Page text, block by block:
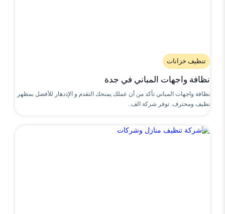
تنظيف خزانات
نظافة واجهات المباني في جدة
نظافة واجهات المباني تأكد من أن عملك يمنحك التقدم و الإذدهار للأفضل بمظهر
نظيف ومحترف. توفر شركة الف..